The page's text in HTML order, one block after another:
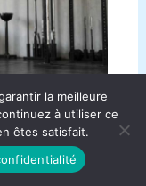
il si efficace ?
la meilleure
à utiliser ce
êtes satisfait.